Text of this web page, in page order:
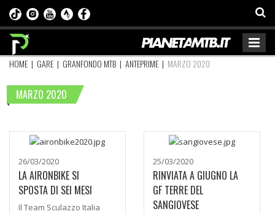
HOME | GARE | GRANFONDO MTB | ANTEPRIME | MARZO 2020
MARZO 2020
26/03/2020
LA AIRONBIKE SI
SPOSTA DI SEI MESI
Il Team Sculazzo Italia
25/03/2020
RINVIATA A GIUGNO LA
GF TERRE DEL
SANGIOVESE